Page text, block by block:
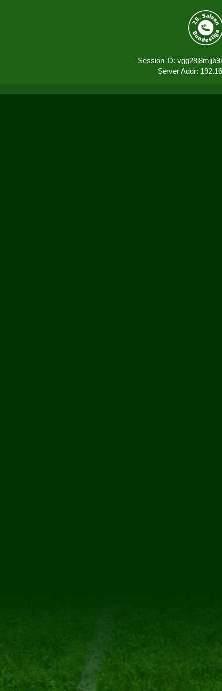
Session ID:
Server Addr: